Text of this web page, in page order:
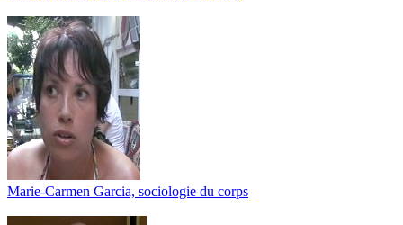
Marie-Carmen Garcia, sociologie du corps